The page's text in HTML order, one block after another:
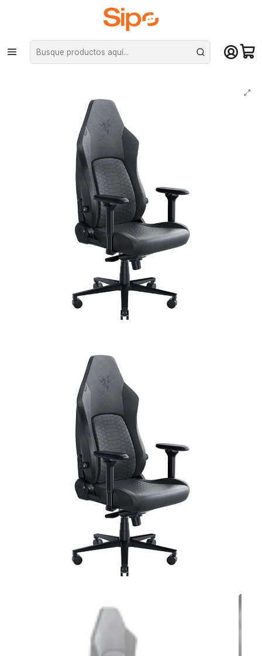
¡Compra hasta mediodía y recibe hoy! De lunes a sábado en el gran
Santiago. Envío gratis desde $29.990
Inicio Computación y Gamers Sillas y Escritorios Sillas
Silla Gamer Razer Iskur V2 Fabric Dark Gray, apoyabrazos 4D